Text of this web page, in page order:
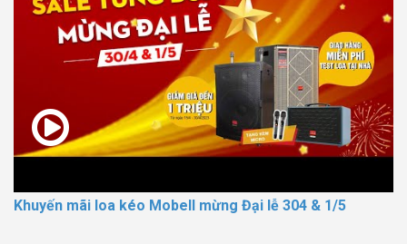
Khuyến mãi loa kéo Mobell mừng Đại lễ 304 & 1/5